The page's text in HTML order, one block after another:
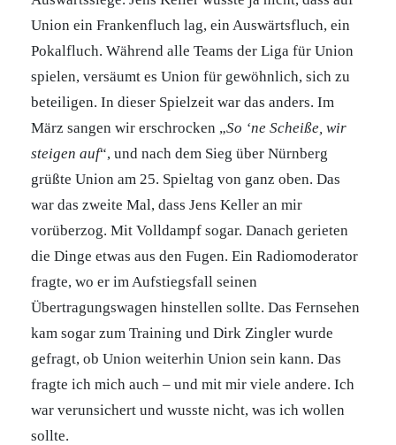
Union ein Frankenfluch lag, ein Auswärtsfluch, ein
Pokalfluch. Während alle Teams der Liga für Union
spielen, versäumt es Union für gewöhnlich, sich zu
beteiligen. In dieser Spielzeit war das anders. Im
März sangen wir erschrocken „So ‘ne Scheiße, wir
steigen auf“, und nach dem Sieg über Nürnberg
grüßte Union am 25. Spieltag von ganz oben. Das
war das zweite Mal, dass Jens Keller an mir
vorüberzog. Mit Volldampf sogar. Danach gerieten
die Dinge etwas aus den Fugen. Ein Radiomoderator
fragte, wo er im Aufstiegsfall seinen
Übertragungswagen hinstellen sollte. Das Fernsehen
kam sogar zum Training und Dirk Zingler wurde
gefragt, ob Union weiterhin Union sein kann. Das
fragte ich mich auch – und mit mir viele andere. Ich
war verunsichert und wusste nicht, was ich wollen
sollte.